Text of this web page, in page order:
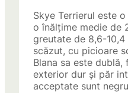
Skye Terrierul este
o înălțime medie de
greutate de 8,6-
scăzut, cu picioare
Blana sa este
exterior dur și păr
acceptate sunt